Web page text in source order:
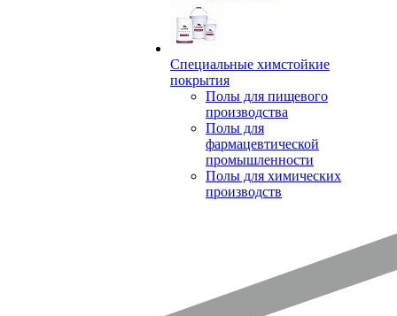
Специальные химстойкие
покрытия
Полы для пищевого
производства
Полы для
фармацевтической
промышленности
Полы для химических
производств